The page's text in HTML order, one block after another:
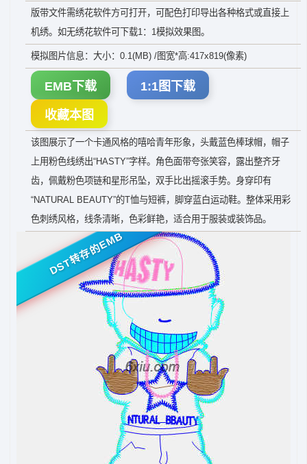
版带文件需绣花软件方可打开，可配色打印导出各种格式或直接上
机绣。如无绣花软件可下载1：1模拟效果图。
模拟图片信息：大小：0.1(MB) /图宽*高:417x819(像素)
EMB下载 1:1图下载
收藏本图
该图展示了一个卡通风格的嘻哈青年形象，头戴蓝色棒球帽，帽子
上用粉色线绣出“HASTY”字样。角色面带夸张笑容，露出整齐牙
齿，佩戴粉色项链和星形吊坠，双手比出摇滚手势。身穿印有
“NATURAL BEAUTY”的T恤与短裤，脚穿蓝白运动鞋。整体采用彩
色刺绣风格，线条清晰，色彩鲜艳，适合用于服装或装饰品。
DST转存的EMB